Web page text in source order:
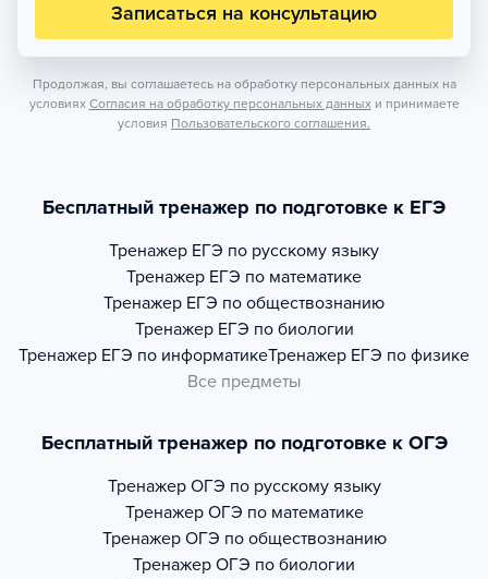
Записаться на консультацию
Продолжая, вы соглашаетесь на обработку персональных данных на
условиях Согласия на обработку персональных данных и принимаете
условия Пользовательского соглашения.
Бесплатный тренажер по подготовке к ЕГЭ
Тренажер ЕГЭ по русскому языку
Тренажер ЕГЭ по математике
Тренажер ЕГЭ по обществознанию
Тренажер ЕГЭ по биологии
Тренажер ЕГЭ по информатикеТренажер ЕГЭ по физике
Все предметы
Бесплатный тренажер по подготовке к ОГЭ
Тренажер ОГЭ по русскому языку
Тренажер ОГЭ по математике
Тренажер ОГЭ по обществознанию
Тренажер ОГЭ по биологии